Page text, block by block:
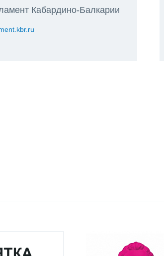
Кабардино-Балкарии